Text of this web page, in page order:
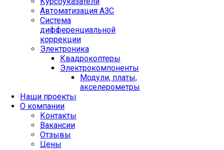
Автоматизация АЗС
Система
дифференциальной
коррекции
Электроника
Квадрокоптеры
Электрокомпоненты
Модули, платы,
акселерометры
Наши проекты
О компании
Контакты
Вакансии
Отзывы
Цены